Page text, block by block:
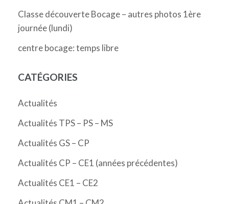
Classe découverte Bocage – autres photos 1ère
journée (lundi)
centre bocage: temps libre
CATÉGORIES
Actualités
Actualités TPS – PS – MS
Actualités GS – CP
Actualités CP – CE1 (années précédentes)
Actualités CE1 – CE2